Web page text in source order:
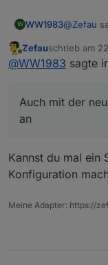
W WW1983@Zefau
@
Icons
werden.
an
Offline
Zefauschrieb am
zuletzt
@WW1983 sagte
Auch mit der
an
Kannst du mal ein
Konfiguration
Meine Adapter: https://